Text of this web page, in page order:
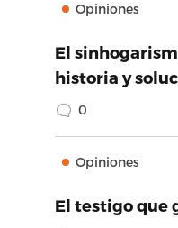
Opiniones
El
historia y
0
Opiniones
El testigo que